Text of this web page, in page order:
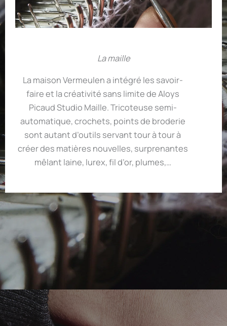
La maille
La maison Vermeulen a intégré les savoir-
faire et la créativité sans limite de Aloys
Picaud Studio Maille. Tricoteuse semi-
automatique, crochets, points de broderie
sont autant d’outils servant tour à tour à
créer des matières nouvelles, surprenantes
mêlant laine, lurex, fil d’or, plumes,…